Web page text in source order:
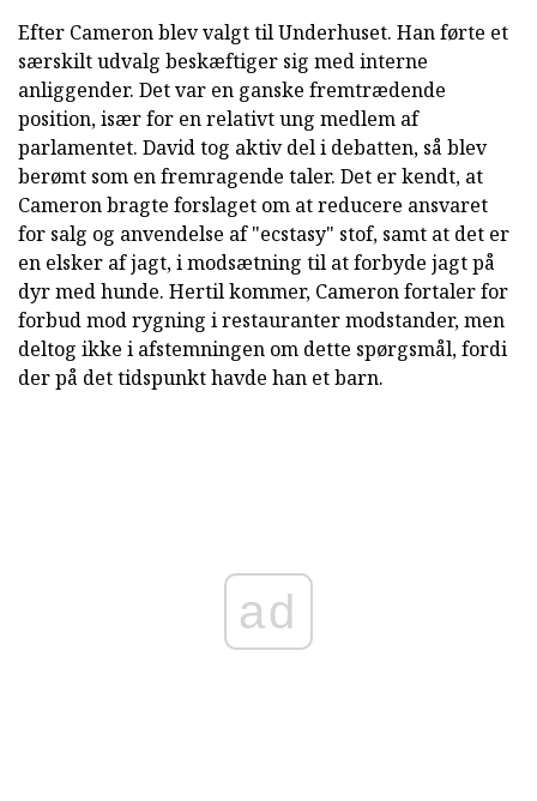
Efter Cameron blev valgt til Underhuset. Han førte et
særskilt udvalg beskæftiger sig med interne
anliggender. Det var en ganske fremtrædende
position, især for en relativt ung medlem af
parlamentet. David tog aktiv del i debatten, så blev
berømt som en fremragende taler. Det er kendt, at
Cameron bragte forslaget om at reducere ansvaret
for salg og anvendelse af "ecstasy" stof, samt at det er
en elsker af jagt, i modsætning til at forbyde jagt på
dyr med hunde. Hertil kommer, Cameron fortaler for
forbud mod rygning i restauranter modstander, men
deltog ikke i afstemningen om dette spørgsmål, fordi
der på det tidspunkt havde han et barn.
ad